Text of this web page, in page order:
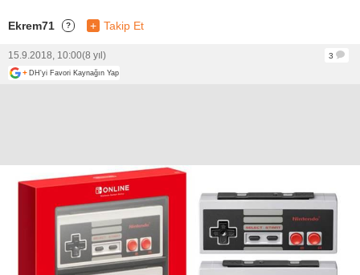
Ekrem71 ? + Takip Et
15.9.2018, 10:00(8 yıl)
3
+ DH'yi Favori Kaynağın Yap